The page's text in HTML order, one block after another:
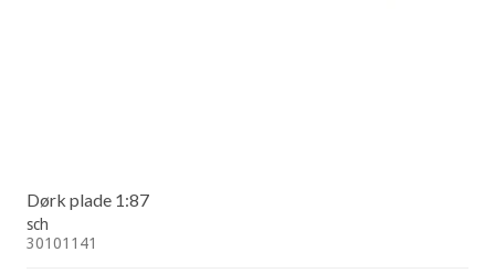
Dørk plade 1:87
sch
30101141